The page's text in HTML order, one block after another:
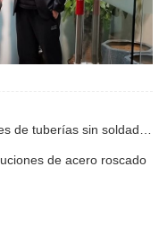
de acero roscado